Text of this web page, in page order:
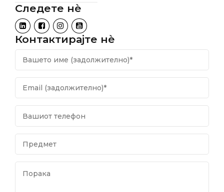
Следете нѐ
Контактирајте нѐ